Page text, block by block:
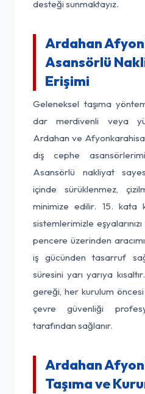
desteği sunmaktayız.
Ardahan
Asansörlü
Erişimi
Geleneksel taşıma
dar merdivenli veya
Ardahan ve
dış cephe
Asansörlü nakliyat
içinde sürüklenmez,
minimize edilir. 15. kata
sistemlerimizle
pencere üzerinden
iş gücünden tasarruf
süresini yarı yarıya
gereği, her kurulum
çevre güvenliği
tarafından sağlanır.
Ardahan
Taşıma ve